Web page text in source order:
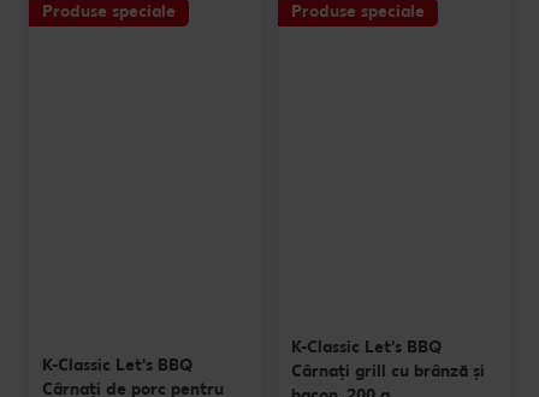
Produse speciale
K-Classic Let's BBQ
Cârnaţi de porc pentru
Produse speciale
K-Classic Let's BBQ
Cârnaţi grill cu brânză și